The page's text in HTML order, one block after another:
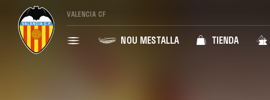
VALENCIA CF
NOU MESTALLA TIENDA